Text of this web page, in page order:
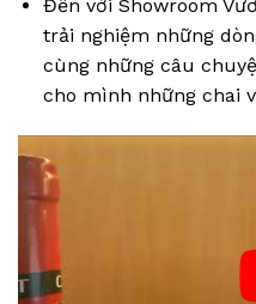
Đến với Showroom
trải nghiệm những
cùng những câu
cho mình những chai